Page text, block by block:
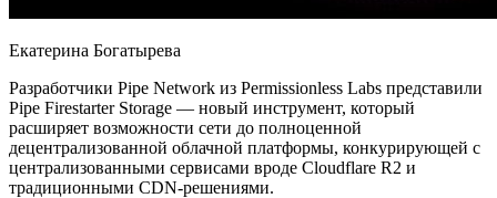
Екатерина Богатырева
Разработчики Pipe Network из Permissionless Labs представили
Pipe Firestarter Storage — новый инструмент, который
расширяет возможности сети до полноценной
децентрализованной облачной платформы, конкурирующей с
централизованными сервисами вроде Cloudflare R2 и
традиционными CDN-решениями.